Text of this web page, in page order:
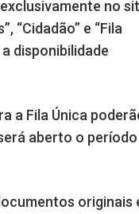
no
“Cidadão” e “Fila
disponibilidade
a Fila Única
aberto o período
originais